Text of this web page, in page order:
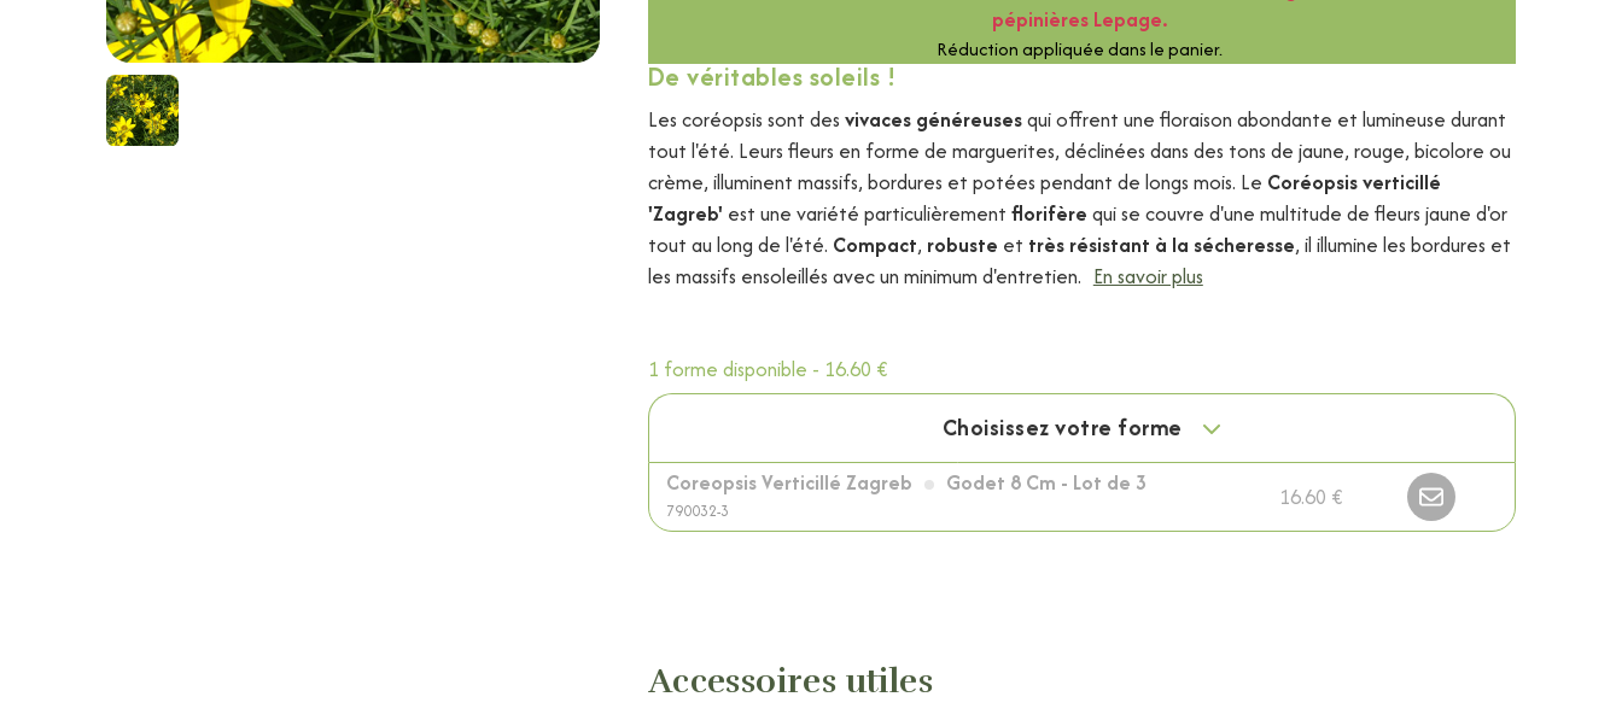
pépinières Lepage.
Réduction appliquée dans le panier.
De véritables soleils !
Les coréopsis sont des vivaces généreusesqui offrent une floraison abondante et lumineuse durant
tout l'été. Leurs fleurs en forme de marguerites, déclinées dans des tons de jaune, rouge, bicolore ou
crème, illuminent massifs, bordures et potées pendant de longs mois. Le Coréopsis verticillé
'Zagreb' est une variété particulièrement florifère qui se couvre d'une multitude de fleurs jaune d'or
tout au long de l'été. Compact, robuste et très résistant à la sécheresse, il illumine les bordures et
les massifs ensoleillés avec un minimum d'entretien. En savoir plus
1 forme disponible - 16.60 €
Choisissez votre forme
Coreopsis Verticillé Zagreb Godet 8 Cm - Lot de 3
790032-3 16.60 €
Accessoires utiles